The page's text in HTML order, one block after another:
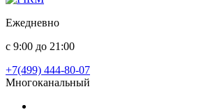
Ежедневно
с 9:00 до 21:00
+7(499) 444-80-07
Многоканальный